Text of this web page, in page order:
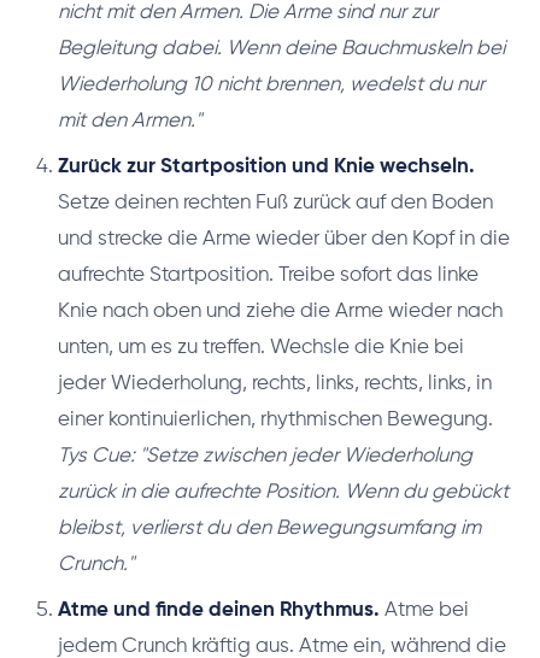
nicht mit den Armen. Die Arme sind nur zur
Begleitung dabei. Wenn deine Bauchmuskeln bei
Wiederholung 10 nicht brennen, wedelst du nur
mit den Armen."
Zurück zur Startposition und Knie wechseln.
Setze deinen rechten Fuß zurück auf den Boden
und strecke die Arme wieder über den Kopf in die
aufrechte Startposition. Treibe sofort das linke
Knie nach oben und ziehe die Arme wieder nach
unten, um es zu treffen. Wechsle die Knie bei
jeder Wiederholung, rechts, links, rechts, links, in
einer kontinuierlichen, rhythmischen Bewegung.
Tys Cue: "Setze zwischen jeder Wiederholung
zurück in die aufrechte Position. Wenn du gebückt
bleibst, verlierst du den Bewegungsumfang im
Crunch."
Atme und finde deinen Rhythmus. Atme bei
jedem Crunch kräftig aus. Atme ein, während die